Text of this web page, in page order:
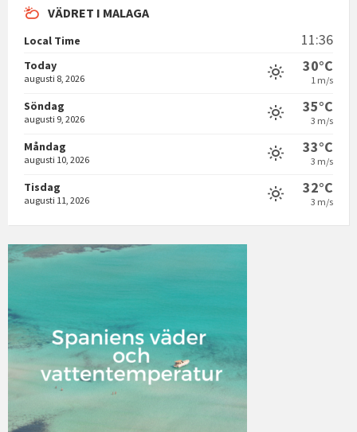
VÄDRET I MALAGA
Local Time 11:36
Today
augusti 8, 2026
30°C
1 m/s
Söndag
augusti 9, 2026
35°C
3 m/s
Måndag
augusti 10, 2026
33°C
3 m/s
Tisdag
augusti 11, 2026
32°C
3 m/s